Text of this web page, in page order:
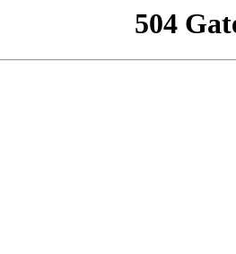
504